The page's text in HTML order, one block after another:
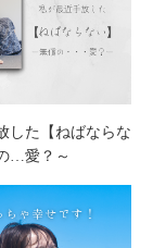
した【ねばならな
…愛？～